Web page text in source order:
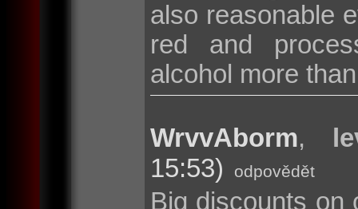
also reasonable
red and
alcohol more
WrvvAborm,
15:53)
odpovědět
Big discounts on